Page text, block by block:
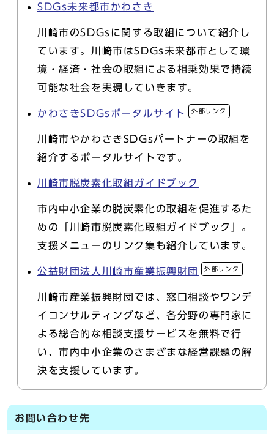
SDGs未来都市かわさき
川崎市のSDGsに関する取組について紹介し
ています。川崎市はSDGs未来都市として環
境・経済・社会の取組による相乗効果で持続
可能な社会を実現していきます。
かわさきSDGsポータルサイト 外部リンク
川崎市やかわさきSDGsパートナーの取組を
紹介するポータルサイトです。
川崎市脱炭素化取組ガイドブック
市内中小企業の脱炭素化の取組を促進するた
めの「川崎市脱炭素化取組ガイドブック」。
支援メニューのリンク集も紹介しています。
公益財団法人川崎市産業振興財団 外部リンク
川崎市産業振興財団では、窓口相談やワンデ
イコンサルティングなど、各分野の専門家に
よる総合的な相談支援サービスを無料で行
い、市内中小企業のさまざまな経営課題の解
決を支援しています。
お問い合わせ先